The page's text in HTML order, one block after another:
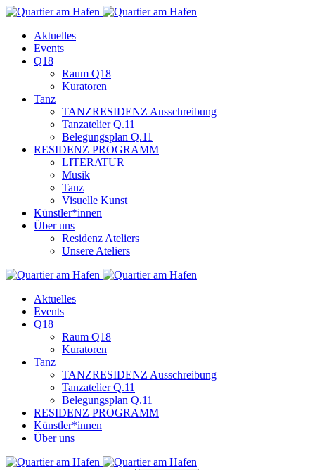
Aktuelles
Events
Q18
Raum Q18
Kuratoren
Tanz
TANZRESIDENZ Ausschreibung
Tanzatelier Q.11
Belegungsplan Q.11
RESIDENZ PROGRAMM
LITERATUR
Musik
Tanz
Visuelle Kunst
Künstler*innen
Über uns
Residenz Ateliers
Unsere Ateliers
Aktuelles
Events
Q18
Raum Q18
Kuratoren
Tanz
TANZRESIDENZ Ausschreibung
Tanzatelier Q.11
Belegungsplan Q.11
RESIDENZ PROGRAMM
Künstler*innen
Über uns